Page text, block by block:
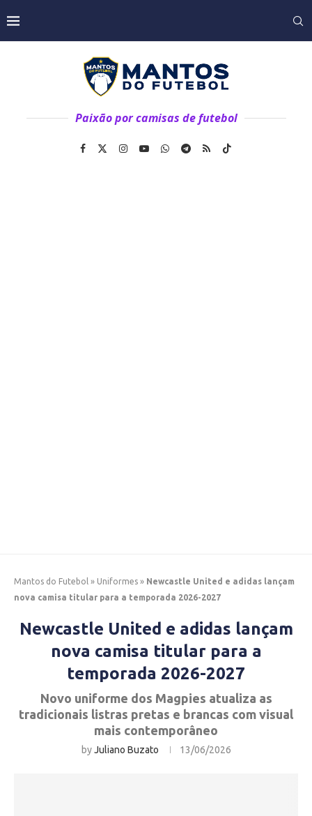
Paixão por camisas de futebol
Mantos do Futebol » Uniformes » Newcastle United e adidas lançam
nova camisa titular para a temporada 2026-2027
Newcastle United e adidas lançam
nova camisa titular para a
temporada 2026-2027
Novo uniforme dos Magpies atualiza as
tradicionais listras pretas e brancas com visual
mais contemporâneo
byJuliano Buzato 13/06/2026